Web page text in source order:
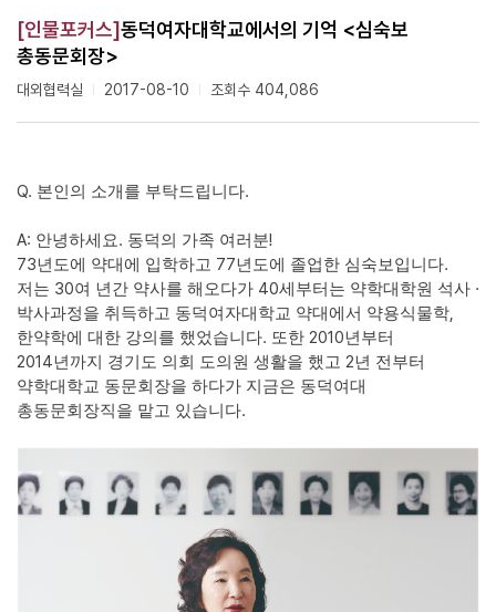
[인물포커스]동덕여자대학교에서의 기억 <심숙보
총동문회장>
대외협력실 2017-08-10 조회수 404,086
Q. 본인의 소개를 부탁드립니다.
A: 안녕하세요. 동덕의 가족 여러분!
73년도에 약대에 입학하고 77년도에 졸업한 심숙보입니다.
저는 30여 년간 약사를 해오다가 40세부터는 약학대학원 석사 ·
박사과정을 취득하고 동덕여자대학교 약대에서 약용식물학,
한약학에 대한 강의를 했었습니다. 또한 2010년부터
2014년까지 경기도 의회 도의원 생활을 했고 2년 전부터
약학대학교 동문회장을 하다가 지금은 동덕여대
총동문회장직을 맡고 있습니다.